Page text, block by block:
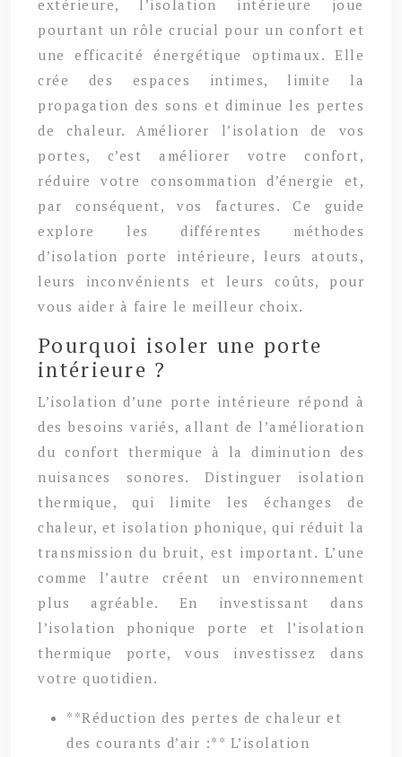
extérieure, l’isolation intérieure joue
pourtant un rôle crucial pour un confort et
une efficacité énergétique optimaux. Elle
crée des espaces intimes, limite la
propagation des sons et diminue les pertes
de chaleur. Améliorer l’isolation de vos
portes, c’est améliorer votre confort,
réduire votre consommation d’énergie et,
par conséquent, vos factures. Ce guide
explore les différentes méthodes
d’isolation porte intérieure, leurs atouts,
leurs inconvénients et leurs coûts, pour
vous aider à faire le meilleur choix.
Pourquoi isoler une porte
intérieure ?
L’isolation d’une porte intérieure répond à
des besoins variés, allant de l’amélioration
du confort thermique à la diminution des
nuisances sonores. Distinguer isolation
thermique, qui limite les échanges de
chaleur, et isolation phonique, qui réduit la
transmission du bruit, est important. L’une
comme l’autre créent un environnement
plus agréable. En investissant dans
l’isolation phonique porte et l’isolation
thermique porte, vous investissez dans
votre quotidien.
**Réduction des pertes de chaleur et
des courants d’air :** L’isolation